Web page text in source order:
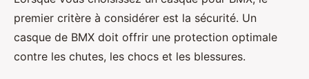
premier critère à considérer est la sécurité. Un
casque de BMX doit offrir une protection optimale
contre les chutes, les chocs et les blessures.